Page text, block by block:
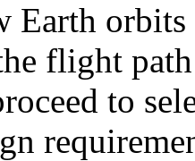
Earth
flight
to